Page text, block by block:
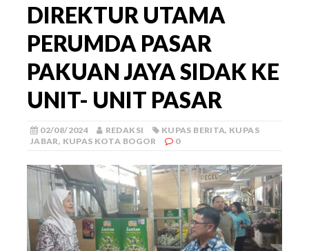
DIREKTUR UTAMA
PERUMDA PASAR
PAKUAN JAYA SIDAK KE
UNIT- UNIT PASAR
02/08/2024 REDAKSI KUPAS BERITA, KUPAS
JABAR, KUPAS KOTA BOGOR 0